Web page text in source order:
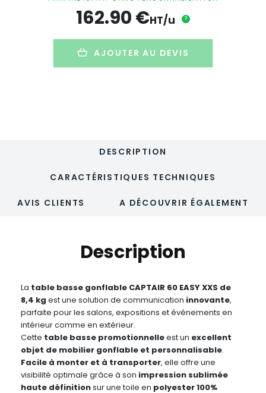
publicitaire
recyclé
-
XXS
162.90€HT/u ?
AJOUTER AU DEVIS
DESCRIPTION
CARACTÉRISTIQUES TECHNIQUES
AVIS CLIENTS A DÉCOUVRIR ÉGALEMENT
Description
La table basse gonflable CAPTAIR 60 EASY XXS de
8,4 kg est une solution de communication innovante,
parfaite pour les salons, expositions et événements en
intérieur comme en extérieur.
Cette table basse promotionnelleest un excellent
objet de mobilier gonflable et personnalisable.
Facile à monter et à transporter, elle offre une
visibilité optimale grâce à son impression sublimée
haute définitionsur une toile en polyester 100%